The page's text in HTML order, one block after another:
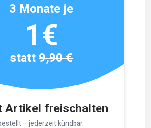
Artikel freischalten
– jederzeit kündbar.
3 Monate je
1€
statt9,90 €